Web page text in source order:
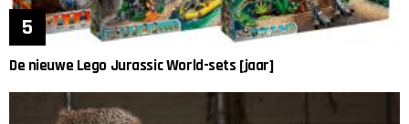
De nieuwe Lego Jurassic World-sets [jaar]